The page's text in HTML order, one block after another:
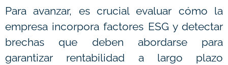
Para avanzar, es crucial evaluar cómo la
empresa incorpora factores ESG y detectar
brechas que deben abordarse para
garantizar rentabilidad a largo plazo